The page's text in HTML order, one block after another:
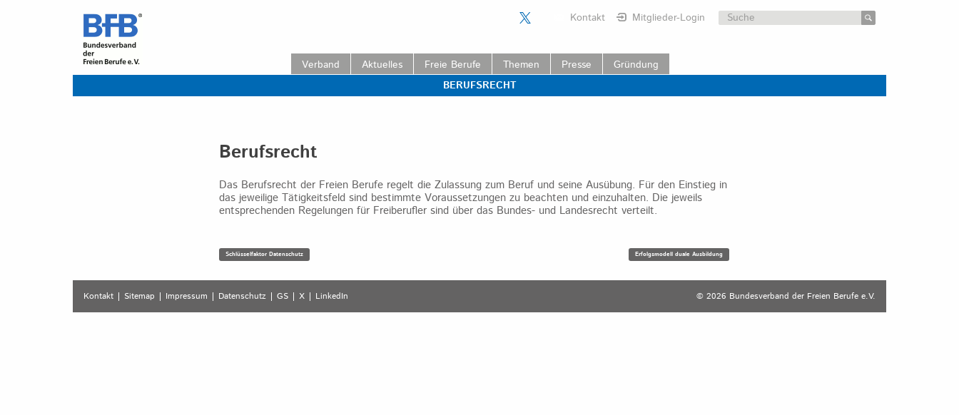
Skip
content
Kontakt Mitglieder-Login
Suchen
Verband Aktuelles Freie Berufe Themen Presse
Gründung
BERUFSRECHT
Berufsrecht
Das Berufsrecht der Freien Berufe regelt die Zulassung zum Beruf und seine Ausübung. Für den Einstieg in
das jeweilige Tätigkeitsfeld sind bestimmte Voraussetzungen zu beachten und einzuhalten. Die jeweils
entsprechenden Regelungen für Freiberufler sind über das Bundes- und Landesrecht verteilt.
Beitragsnavigation
Schlüsselfaktor Datenschutz Erfolgsmodell duale Ausbildung
Kontakt Sitemap Impressum Datenschutz GS X LinkedIn © 2026 Bundesverband der Freien Berufe e.V.